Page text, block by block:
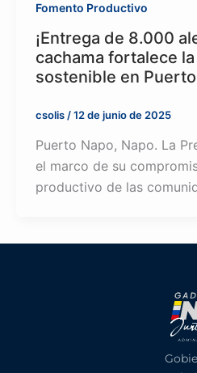
Fomento Productivo
¡Entrega de 8.000
cachama fortalece
sostenible en
csolis /12 de junio de 2025
Puerto Napo, Napo. La
el marco de su
productivo de las